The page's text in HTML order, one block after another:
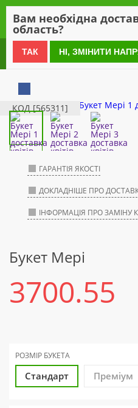
0 800 21 54 55
КОД [565311]
ГАРАНТІЯ ЯКОСТІ
ДОКЛАДНІШЕ ПРО
ІНФОРМАЦІЯ ПРО ЗАМІНУ
Букет Мері
3700.55
РОЗМІР БУКЕТА
Стандарт Преміум
Вам необхідна
область?
ТАК НІ, ЗМІНИТИ